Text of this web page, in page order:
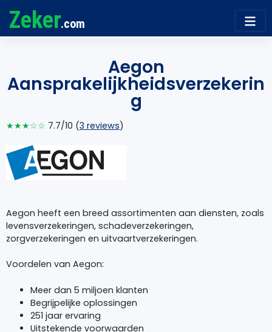
Zeker.com
Aegon
Aansprakelijkheidsverzekerin
g
★★★☆☆ 7.7/10 (3 reviews)
Aegon heeft een breed assortimenten aan diensten, zoals
levensverzekeringen, schadeverzekeringen,
zorgverzekeringen en uitvaartverzekeringen.
Voordelen van Aegon:
Meer dan 5 miljoen klanten
Begrijpelijke oplossingen
251 jaar ervaring
Uitstekende voorwaarden